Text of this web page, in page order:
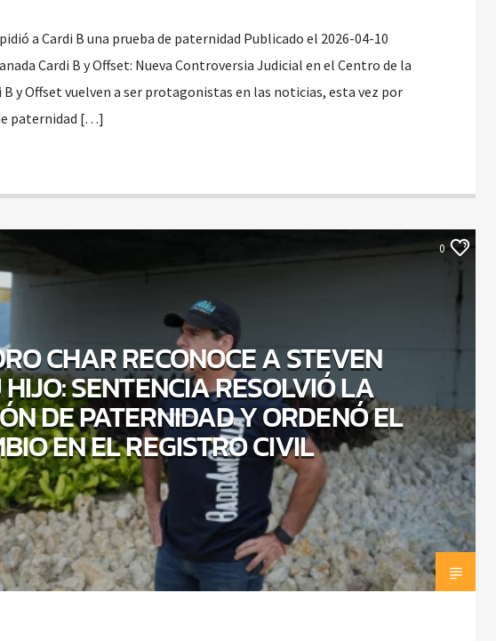
a Cardi B una prueba de paternidad Publicado el 2026-04-10
Cardi B y Offset: Nueva Controversia Judicial en el Centro de la
y Offset vuelven a ser protagonistas en las noticias, esta vez por
paternidad […]
0
CHAR RECONOCE A STEVEN
SENTENCIA RESOLVIÓ LA
DE PATERNIDAD Y ORDENÓ EL
EN EL REGISTRO CIVIL